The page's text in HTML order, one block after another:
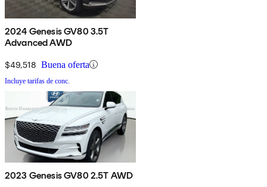
2024 Genesis GV80 3.5T
Advanced AWD
$49,518 Buena oferta
Incluye tarifas de conc.
2023 Genesis GV80 2.5T AWD